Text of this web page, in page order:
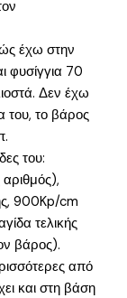
έχω στην
φυσίγγια 70
Δεν έχω
του, το βάρος
του:
αριθμός),
900Kp/cm
τελικής
βάρος).
από
και στη βάση